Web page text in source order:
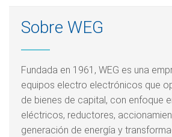
Sobre WEG
Fundada en 1961, WEG es una
equipos electro electrónicos que
de bienes de capital, con enfoque
eléctricos, reductores,
generación de energía y